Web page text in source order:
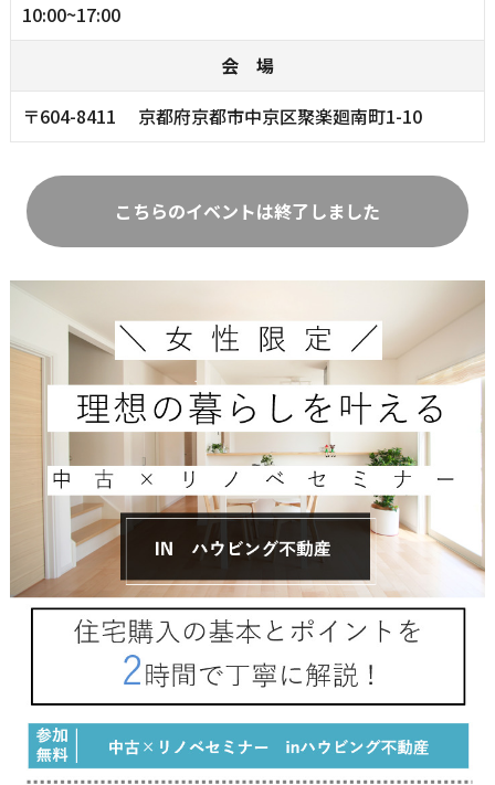
10:00~17:00
会 場
〒604-8411 京都府京都市中京区聚楽廻南町1-10
こちらのイベントは終了しました